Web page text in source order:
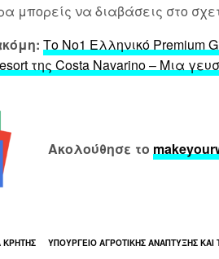
μπορείς να διαβάσεις στο
Το Νο1 Ελληνικό Premium
της Costa Navarino – Μια
Ακολούθησε το
ΚΡΗΤΗΣ ΥΠΟΥΡΓΕΙΟ ΑΓΡΟΤΙΚΗΣ ΑΝΑΠΤΥΞΗΣ ΚΑΙ